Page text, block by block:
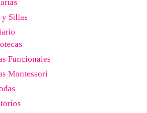
y Sillas
Funcionales
Montessori